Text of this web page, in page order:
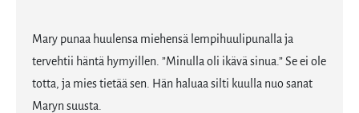
Mary punaa huulensa miehensä lempihuulipunalla ja
tervehtii häntä hymyillen. ”Minulla oli ikävä sinua.” Se ei ole
totta, ja mies tietää sen. Hän haluaa silti kuulla nuo sanat
Maryn suusta.